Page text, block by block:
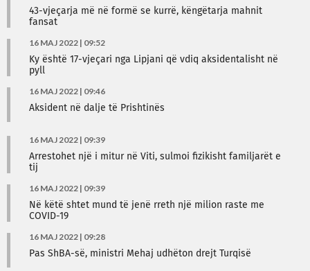
43-vjeçarja më në formë se kurrë, këngëtarja mahnit
fansat
16 MAJ 2022 | 09:52
Ky është 17-vjeçari nga Lipjani që vdiq aksidentalisht në
pyll
16 MAJ 2022 | 09:46
Aksident në dalje të Prishtinës
16 MAJ 2022 | 09:39
Arrestohet një i mitur në Viti, sulmoi fizikisht familjarët e
tij
16 MAJ 2022 | 09:39
Në këtë shtet mund të jenë rreth një milion raste me
COVID-19
16 MAJ 2022 | 09:28
Pas ShBA-së, ministri Mehaj udhëton drejt Turqisë